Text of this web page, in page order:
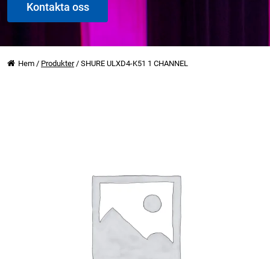
Kontakta oss
Hem / Produkter/ SHURE ULXD4-K51 1 CHANNEL